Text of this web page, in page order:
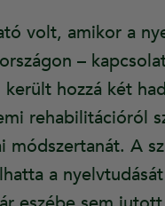
volt, amikor a
–
hozzá két
rehabilitációról
módszertanát. A
a